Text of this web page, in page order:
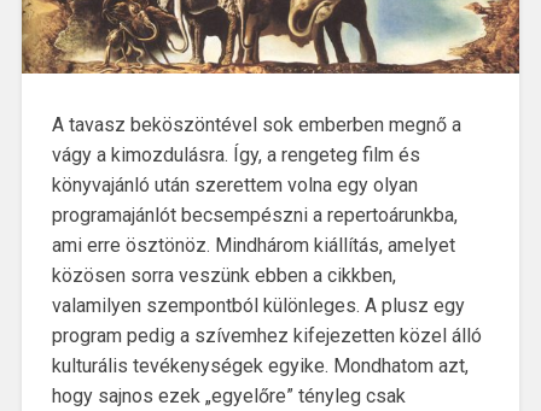
A tavasz beköszöntével sok emberben megnő a
vágy a kimozdulásra. Így, a rengeteg film és
könyvajánló után szerettem volna egy olyan
programajánlót becsempészni a repertoárunkba,
ami erre ösztönöz. Mindhárom kiállítás, amelyet
közösen sorra veszünk ebben a cikkben,
valamilyen szempontból különleges. A plusz egy
program pedig a szívemhez kifejezetten közel álló
kulturális tevékenységek egyike. Mondhatom azt,
hogy sajnos ezek „egyelőre” tényleg csak